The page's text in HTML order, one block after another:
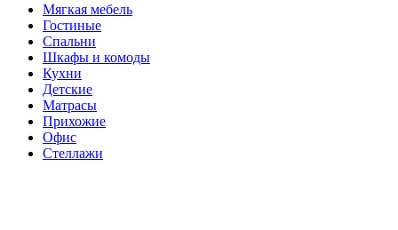
Мягкая мебель
Гостиные
Спальни
Шкафы и комоды
Кухни
Детские
Матрасы
Прихожие
Офис
Стеллажи